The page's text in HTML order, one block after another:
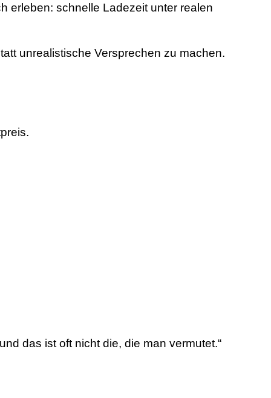
erleben: schnelle Ladezeit unter realen
unrealistische Versprechen zu machen.
das ist oft nicht die, die man vermutet.“